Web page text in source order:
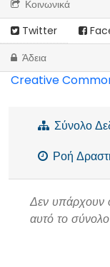
Κοινωνικά
Twitter
Άδεια
Creative
Σύνολο
Ροή
Δεν υπάρχουν
αυτό το